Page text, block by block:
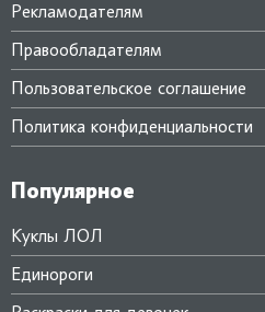
Рекламодателям
Правообладателям
Пользовательское соглашение
Политика конфиденциальности
Популярное
Куклы ЛОЛ
Единороги